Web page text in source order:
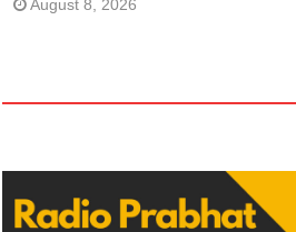
August 8, 2026